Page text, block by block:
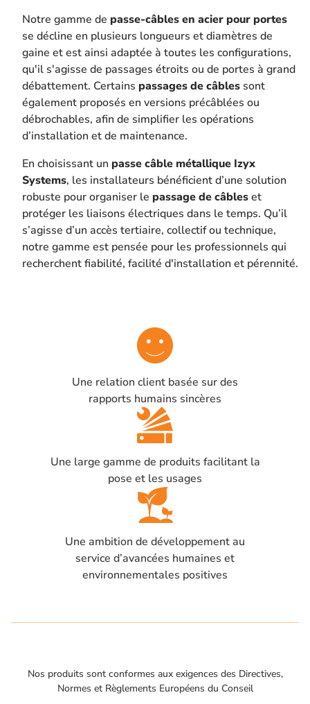
Notre gamme de passe-câbles en acier pour portes
se décline en plusieurs longueurs et diamètres de
gaine et est ainsi adaptée à toutes les configurations,
qu'il s'agisse de passages étroits ou de portes à grand
débattement. Certains passages de câbles sont
également proposés en versions précâblées ou
débrochables, afin de simplifier les opérations
d’installation et de maintenance.
En choisissant un passe câble métallique Izyx
Systems, les installateurs bénéficient d’une solution
robuste pour organiser le passage de câbleset
protéger les liaisons électriques dans le temps. Qu’il
s’agisse d’un accès tertiaire, collectif ou technique,
notre gamme est pensée pour les professionnels qui
recherchent fiabilité, facilité d'installation et pérennité.
Une relation client basée sur des
rapports humains sincères
Une large gamme de produits facilitant la
pose et les usages
Une ambition de développement au
service d’avancées humaines et
environnementales positives
Nos produits sont conformes aux exigences des Directives,
Normes et Règlements Européens du Conseil